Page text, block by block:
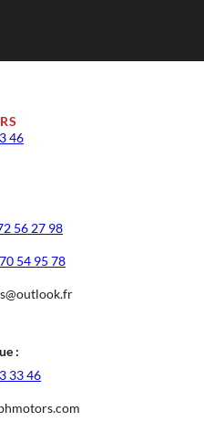
46
56 27 98
54 95 78
:
33 46